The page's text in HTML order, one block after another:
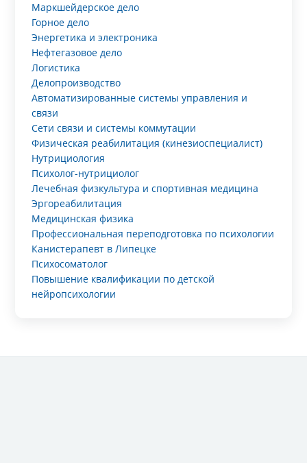
Маркшейдерское дело
Горное дело
Энергетика и электроника
Нефтегазовое дело
Логистика
Делопроизводство
Автоматизированные системы управления и
связи
Сети связи и системы коммутации
Физическая реабилитация (кинезиоспециалист)
Нутрициология
Психолог-нутрициолог
Лечебная физкультура и спортивная медицина
Эргореабилитация
Медицинская физика
Профессиональная переподготовка по психологии
Канистерапевт в Липецке
Психосоматолог
Повышение квалификации по детской
нейропсихологии